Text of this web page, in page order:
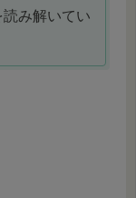
み解いてい